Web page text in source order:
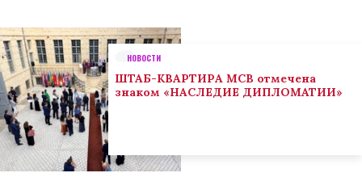
НОВОСТИ
ШТАБ-КВАРТИРА МСВ отмечена
знаком «НАСЛЕДИЕ ДИПЛОМАТИИ»